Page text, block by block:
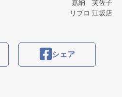
嘉納 芙佐子
リブロ 江坂店
シェア